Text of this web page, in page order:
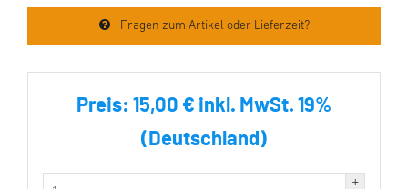
Fragen zum Artikel oder Lieferzeit?
Preis: 15,00 € inkl. MwSt. 19%
(Deutschland)